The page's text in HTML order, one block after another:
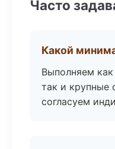
Часто
Какой
Выполняем
так и крупные
согласуем